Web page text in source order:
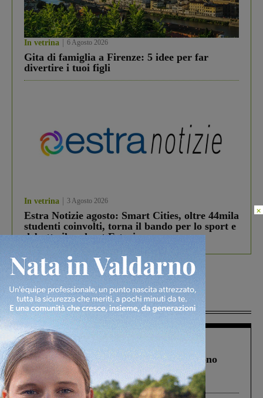
In vetrina 6 Agosto 2026
Gita di famiglia a Firenze: 5 idee per far
divertire i tuoi figli
In vetrina 3 Agosto 2026
Estra Notizie agosto: Smart Cities, oltre 44mila
studenti coinvolti, torna il bando per lo sport e
debutta il podcast Estrair
Più lette
Cronaca 4 Agosto 2026
Un anno fa la strage in A1 in cui morirono
Gianni, Giulia e Franco. Lo schianto, il
processo, lo stop ai sorpassi fra tir....
×